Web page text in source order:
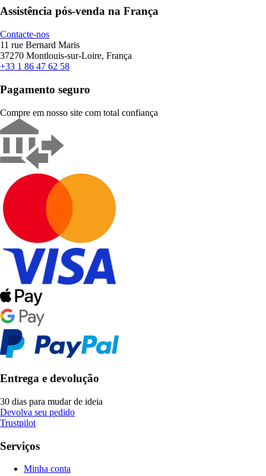
Assistência pós-venda na França
Contacte-nos
11 rue Bernard Maris
37270 Montlouis-sur-Loire, França
+33 1 86 47 62 58
Pagamento seguro
Compre em nosso site com total confiança
Entrega e devolução
30 dias para mudar de ideia
Devolva seu pedido
Trustpilot
Serviços
Minha conta